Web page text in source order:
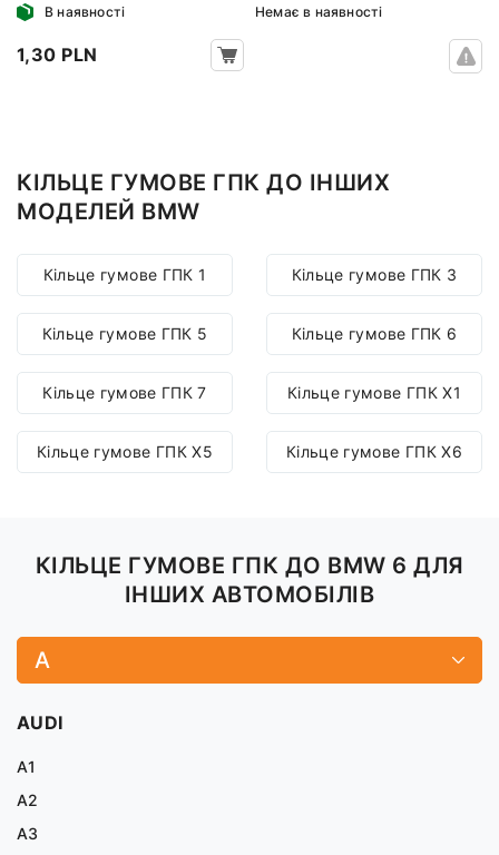
В наявності
1,30 PLN
Немає в наявності
КІЛЬЦЕ ГУМОВЕ ГПК ДО ІНШИХ
МОДЕЛЕЙ BMW
Кільце гумове ГПК 1 Кільце гумове ГПК 3
Кільце гумове ГПК 5 Кільце гумове ГПК 6
Кільце гумове ГПК 7 Кільце гумове ГПК X1
Кільце гумове ГПК X5 Кільце гумове ГПК X6
КІЛЬЦЕ ГУМОВЕ ГПК ДО BMW 6 ДЛЯ
ІНШИХ АВТОМОБІЛІВ
A
AUDI
A1
A2
A3